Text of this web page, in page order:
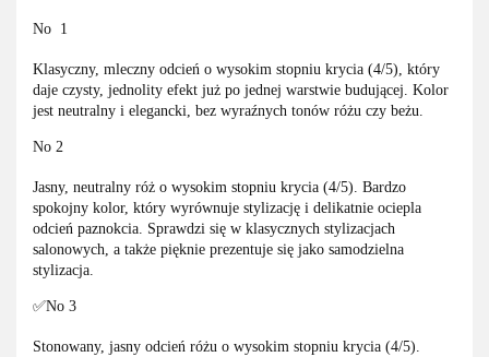
No 1
Klasyczny, mleczny odcień o wysokim stopniu krycia (4/5), który
daje czysty, jednolity efekt już po jednej warstwie budującej. Kolor
jest neutralny i elegancki, bez wyraźnych tonów różu czy beżu.
No 2
Jasny, neutralny róż o wysokim stopniu krycia (4/5). Bardzo
spokojny kolor, który wyrównuje stylizację i delikatnie ociepla
odcień paznokcia. Sprawdzi się w klasycznych stylizacjach
salonowych, a także pięknie prezentuje się jako samodzielna
stylizacja.
✅No 3
Stonowany, jasny odcień różu o wysokim stopniu krycia (4/5).